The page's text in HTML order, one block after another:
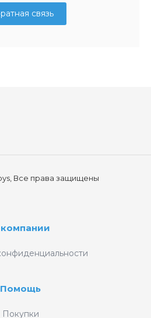
связь
Все права защищены
Помощь
Покупки